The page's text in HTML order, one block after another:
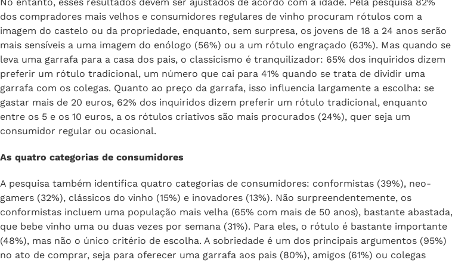
de opiniões favoráveis.
Divisão geracional
No entanto, esses resultados devem ser ajustados de acordo com a idade. Pela pesquisa 82%
dos compradores mais velhos e consumidores regulares de vinho procuram rótulos com a
imagem do castelo ou da propriedade, enquanto, sem surpresa, os jovens de 18 a 24 anos serão
mais sensíveis a uma imagem do enólogo (56%) ou a um rótulo engraçado (63%). Mas quando se
leva uma garrafa para a casa dos pais, o classicismo é tranquilizador: 65% dos inquiridos dizem
preferir um rótulo tradicional, um número que cai para 41% quando se trata de dividir uma
gastar mais de 20 euros, 62% dos inquiridos dizem preferir um rótulo tradicional, enquanto
consumidor regular ou ocasional.
As quatro categorias de consumidores
A pesquisa também identifica quatro categorias de consumidores: conformistas (39%), neo-
gamers (32%), clássicos do vinho (15%) e inovadores (13%). Não surpreendentemente, os